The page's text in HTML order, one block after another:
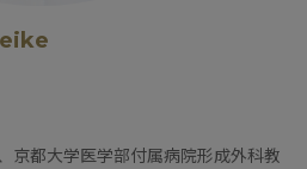
京都大学医学部付属病院形成外科教